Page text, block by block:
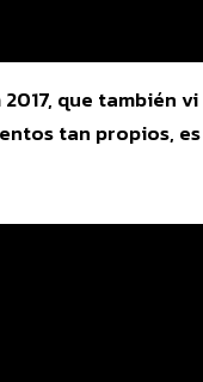
que también
tan propios,